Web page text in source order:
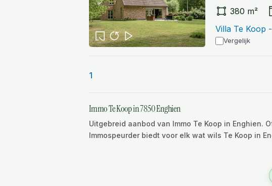
380 m²
Villa Te Koop
Vergelijk
1
Immo Te Koop in 7850 Enghien
Uitgebreid aanbod van Immo Te Koop in Enghien.
Immospeurder biedt voor elk wat wils Te Koop in